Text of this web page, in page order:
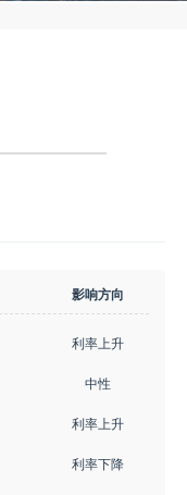
影响方向
利率上升
中性
利率上升
利率下降